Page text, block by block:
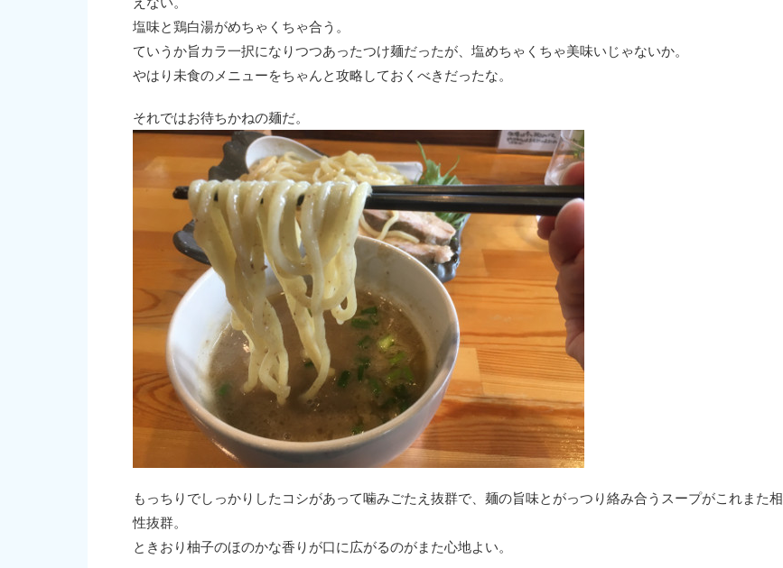
塩味と鶏白湯がめちゃくちゃ合う。
ていうか旨カラ一択になりつつあったつけ麺だったが、塩めちゃくちゃ美味いじゃないか。
やはり未食のメニューをちゃんと攻略しておくべきだったな。
それではお待ちかねの麺だ。
もっちりでしっかりしたコシがあって噛みごたえ抜群で、麺の旨味とがっつり絡み合うスープがこれまた相
性抜群。
ときおり柚子のほのかな香りが口に広がるのがまた心地よい。